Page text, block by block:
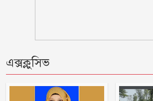
মসজিদের শুভ উদ্বোধন
এক্সক্লুসিভ